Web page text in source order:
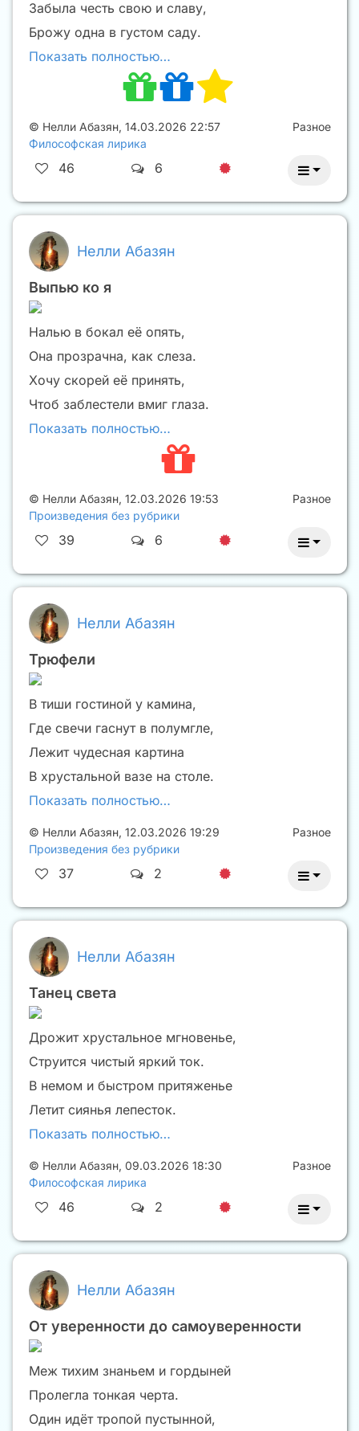
Забыла честь свою и славу,
Брожу одна в густом саду.
Показать полностью…
© Нелли Абазян, 14.03.2026 22:57
Философская лирика
Разное
46 6
Нелли Абазян
Выпью ко я
Налью в бокал её опять,
Она прозрачна, как слеза.
Хочу скорей её принять,
Чтоб заблестели вмиг глаза.
Показать полностью…
© Нелли Абазян, 12.03.2026 19:53
Произведения без рубрики
Разное
39 6
Нелли Абазян
Трюфели
В тиши гостиной у камина,
Где свечи гаснут в полумгле,
Лежит чудесная картина
В хрустальной вазе на столе.
Показать полностью…
© Нелли Абазян, 12.03.2026 19:29
Произведения без рубрики
Разное
37 2
Нелли Абазян
Танец света
Дрожит хрустальное мгновенье,
Струится чистый яркий ток.
В немом и быстром притяженье
Летит сиянья лепесток.
Показать полностью…
© Нелли Абазян, 09.03.2026 18:30
Философская лирика
Разное
46 2
Нелли Абазян
От уверенности до самоуверенности
Меж тихим знаньем и гордыней
Пролегла тонкая черта.
Один идёт тропой пустынной,